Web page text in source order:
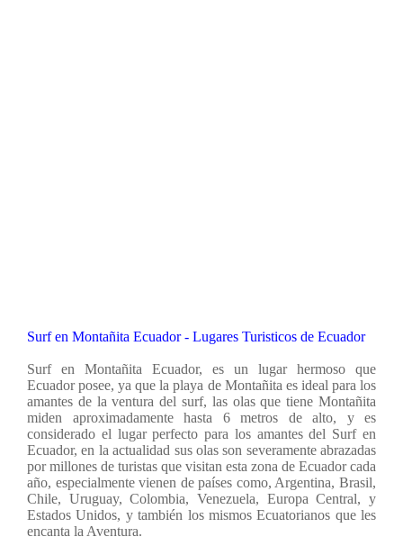
Surf en Montañita Ecuador - Lugares Turisticos de Ecuador
Surf en Montañita Ecuador,
es un lugar hermoso que
Ecuador posee, ya que la playa de Montañita es ideal para los
amantes de la ventura del surf, las olas que tiene Montañita
miden aproximadamente hasta 6 metros de alto, y es
considerado el lugar perfecto para los amantes del Surf en
Ecuador, en la actualidad sus olas son severamente abrazadas
por millones de turistas que visitan esta zona de Ecuador cada
año, especialmente vienen de países como, Argentina, Brasil,
Chile, Uruguay, Colombia, Venezuela, Europa Central, y
Estados Unidos, y también los mismos Ecuatorianos que les
encanta la Aventura.